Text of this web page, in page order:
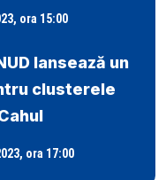
, ora 15:00
lansează un
clusterele
, ora 17:00